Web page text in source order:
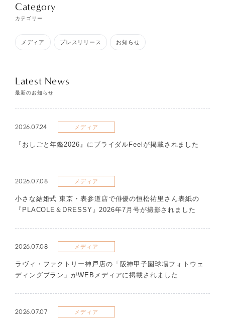
Category
カテゴリー
メディア プレスリリース お知らせ
Latest News
最新のお知らせ
2026.07.24 メディア
『おしごと年鑑2026』にブライダルFeelが掲載されました
2026.07.08 メディア
​小さな結婚式 東京・表参道店で俳優の恒松祐里さん表紙の
『PLACOLE＆DRESSY』2026年7月号が撮影されました
2026.07.08 メディア
ラヴィ・ファクトリー神戸店の「阪神甲子園球場フォトウェ
ディングプラン」がWEBメディアに掲載されました
2026.07.07 メディア